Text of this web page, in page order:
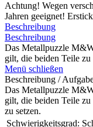
Achtung! Wegen
Jahren geeignet!
Beschreibung
Beschreibung
Das Metallpuzzle
gilt, die beiden Teile zu
Menü schließen
Beschreibung /
Das Metallpuzzle
gilt, die beiden Teile zu
zu setzen.
Schwierigkeitsgrad: